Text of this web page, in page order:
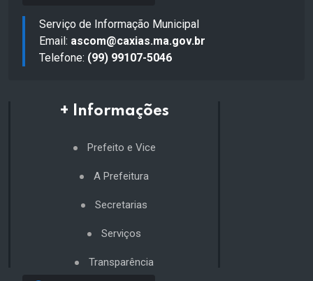
Serviço de Informação Municipal
Email: ascom@caxias.ma.gov.br
Telefone: (99) 99107-5046
+ Informações
Prefeito e Vice
A Prefeitura
Secretarias
Serviços
Transparência